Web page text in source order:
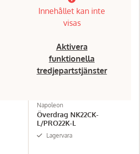
Innehållet kan inte
visas
Aktivera
funktionella
tredjepartstjänster
Napoleon
Överdrag NK22CK-
L/PRO22K-L
Lagervara